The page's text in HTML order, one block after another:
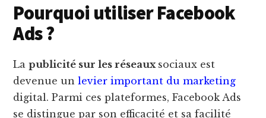
Pourquoi utiliser Facebook
Ads ?
Lapublicité sur les réseaux sociaux est
devenue unlevier important du marketing
digital. Parmi ces plateformes, Facebook Ads
se distingue par son efficacité et sa facilité